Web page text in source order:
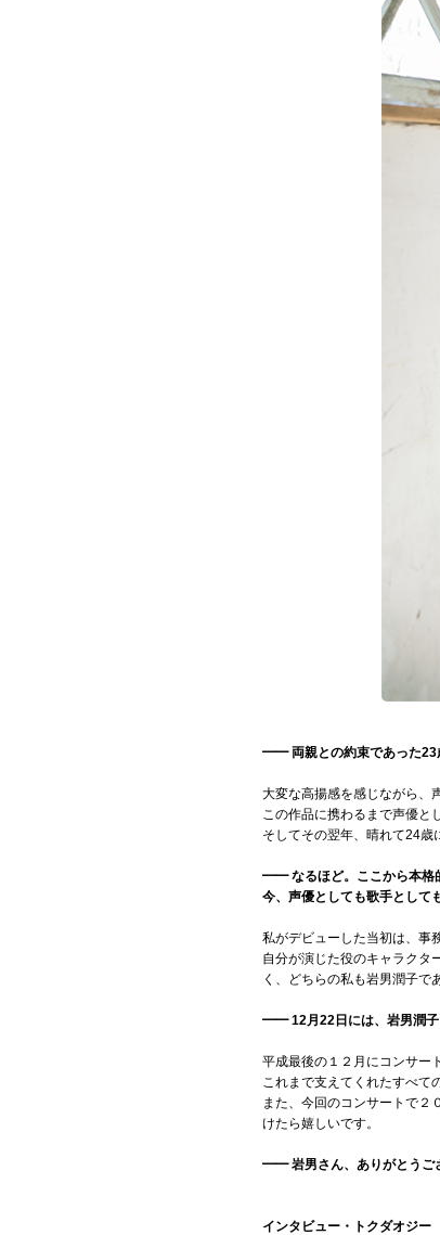
━━ 両親との約束であった23
大変な高揚感を感じながら、
この作品に携わるまで声優と
そしてその翌年、晴れて24歳
━━ なるほど。ここから本格
今、声優としても歌手として
私がデビューした当初は、事
自分が演じた役のキャラクタ
く、どちらの私も岩男潤子で
━━ 12月22日には、岩男潤子
平成最後の１２月にコンサー
これまで支えてくれたすべて
また、今回のコンサートで２
けたら嬉しいです。
━━ 岩男さん、ありがとうご
インタビュー・トクダオジー